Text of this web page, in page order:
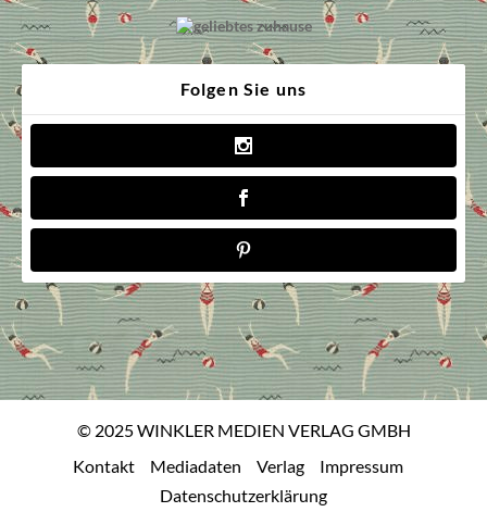
Folgen Sie uns
© 2025 WINKLER MEDIEN VERLAG GMBH
Kontakt
Mediadaten Verlag
Impressum
Datenschutzerklärung